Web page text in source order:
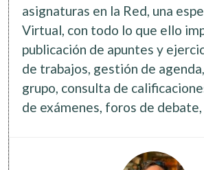
asignaturas en la Red, una
Virtual, con todo lo que ello
publicación de apuntes y
de trabajos, gestión de
grupo, consulta de
de exámenes, foros de